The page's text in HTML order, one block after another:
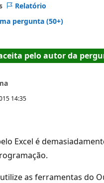
Relatório
pergunta (50+)
pelo autor da
14:35
Excel é
as ferramentas do